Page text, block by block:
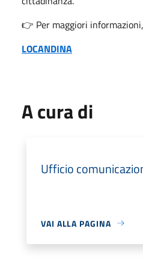
👉 Per maggiori
LOCANDINA
A cura di
Ufficio
VAI ALLA PAGINA